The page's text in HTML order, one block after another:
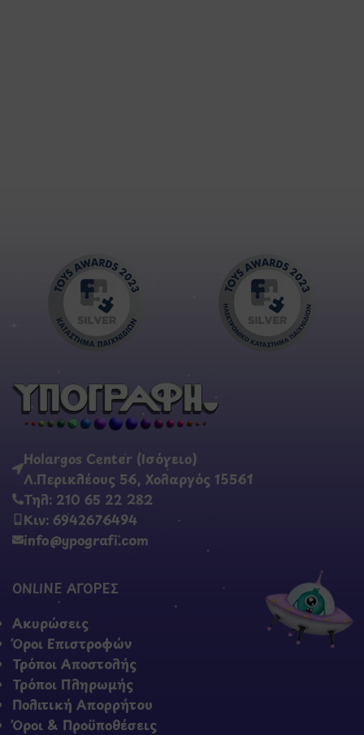
Holargos Center (Ισόγειο)
Λ.Περικλέους 56, Χολαργός 15561
Τηλ: 210 65 22 282
Κιν: 6942676494
info@ypografi.com
ONLINE ΑΓΟΡΕΣ
Ακυρώσεις
Όροι Επιστροφών
Τρόποι Αποστολής
Τρόποι Πληρωμής
Πολιτική Απορρήτου
Όροι & Προϋποθέσεις